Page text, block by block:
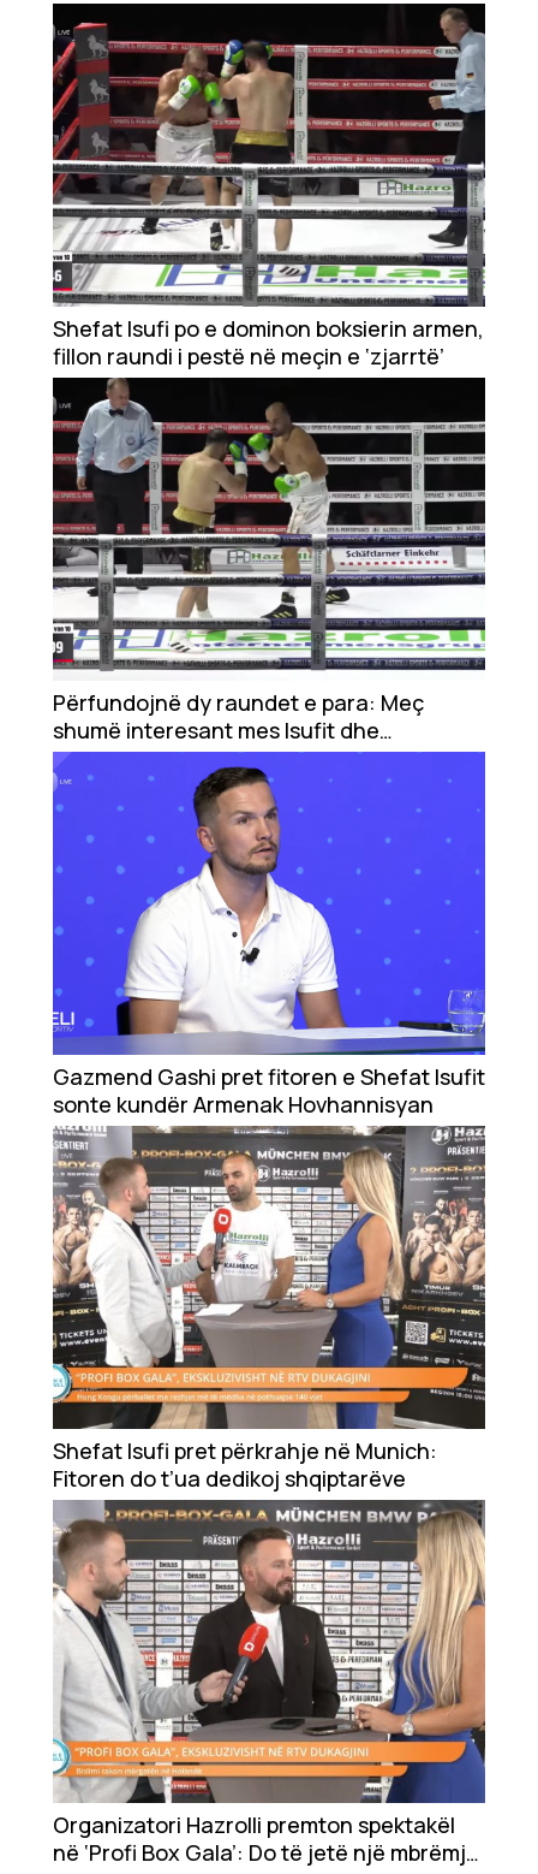
Shefat Isufi po e dominon boksierin armen,
fillon raundi i pestë në meçin e ‘zjarrtë’
Përfundojnë dy raundet e para: Meç
shumë interesant mes Isufit dhe
Hovannisyan
Gazmend Gashi pret fitoren e Shefat Isufit
sonte kundër Armenak Hovhannisyan
Shefat Isufi pret përkrahje në Munich:
Fitoren do t’ua dedikoj shqiptarëve
Organizatori Hazrolli premton spektakël
në ‘Profi Box Gala’: Do të jetë një mbrëmje